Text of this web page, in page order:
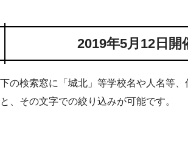
2019年5月12日開
下の検索窓に「城北」等学校名や人名等
と、その文字での絞り込みが可能です。